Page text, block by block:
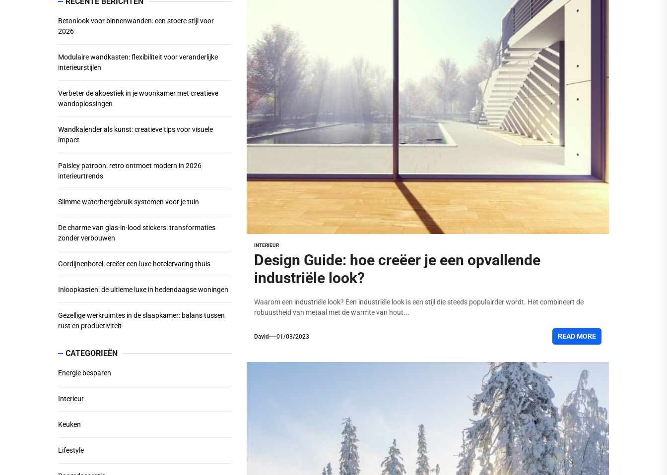
Verbeter de akoestiek in je woonkamer met creatieve wandoplossingen
Wandkalender als kunst: creatieve tips voor visuele impact
Paisley patroon: retro ontmoet modern in 2026 interieurtrends
INTERIEUR
Design Guide: hoe creëer je een opvallende
industriële look?
Waarom een industriële look? Een industriële look is een stijl die steeds populairder wordt. Het combineert de
robuustheid van metaal met de warmte van hout...
David 01/03/2023 READ MORE
Betonlook voor binnenwanden: een stoere stijl voor
2026
Modulaire wandkasten: flexibiliteit voor veranderlijke
interieurstijlen
Verbeter de akoestiek in je woonkamer met creatieve
wandoplossingen
Wandkalender als kunst: creatieve tips voor visuele
impact
Paisley patroon: retro ontmoet modern in 2026
interieurtrends
Slimme waterhergebruik systemen voor je tuin
De charme van glas-in-lood stickers: transformaties
zonder verbouwen
Gordijnenhotel: creëer een luxe hotelervaring thuis
Inloopkasten: de ultieme luxe in hedendaagse woningen
Gezellige werkruimtes in de slaapkamer: balans tussen
rust en productiviteit
CATEGORIEËN
Energie besparen
Interieur
Keuken
Lifestyle